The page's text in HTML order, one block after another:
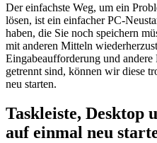
Der einfachste Weg, um ein
lösen, ist ein einfacher PC-
haben, die Sie noch speichern
mit anderen Mitteln
Eingabeaufforderung und
getrennt sind, können wir diese
neu starten.
Taskleiste, Desktop
auf einmal neu